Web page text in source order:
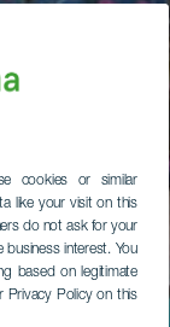
cookies or similar
like your visit on this
do not ask for your
interest. You
based on legitimate
Privacy Policy on this